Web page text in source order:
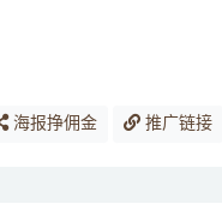
海报挣佣金 推广链接